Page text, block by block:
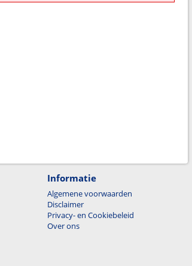
Informatie
Algemene voorwaarden
Disclaimer
Privacy- en Cookiebeleid
Over ons